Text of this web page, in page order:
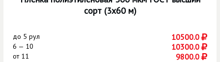
сорт (3х60 м)
до 5 рул 10500.0
6 — 10 10300.0
от11 9800.0